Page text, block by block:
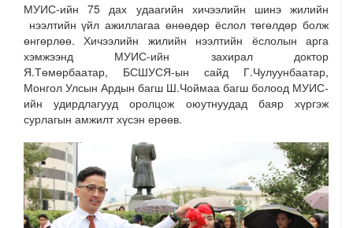
МУИС-ийн 75 дах удаагийн хичээлийн шинэ жилийн
нээлтийн үйл ажиллагаа өнөөдөр ёслол төгөлдөр болж
өнгөрлөө. Хичээлийн жилийн нээлтийн ёслолын арга
хэмжээнд МУИС-ийн захирал доктор
Я.Төмөрбаатар, БСШУСЯ-ын сайд Г.Чулуунбаатар,
Монгол Улсын Ардын багш Ш.Чоймаа багш болоод МУИС-
ийн удирдлагууд оролцож оюутнуудад баяр хүргэж
сурлагын амжилт хүсэн ерөөв.